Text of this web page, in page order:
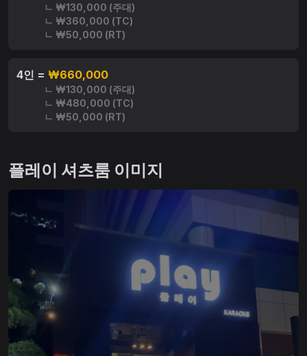
ㄴ ₩130,000 (주대)
ㄴ ₩360,000 (TC)
ㄴ ₩50,000 (RT)
4인 = ₩660,000
ㄴ ₩130,000 (주대)
ㄴ ₩480,000 (TC)
ㄴ ₩50,000 (RT)
플레이 셔츠룸 이미지